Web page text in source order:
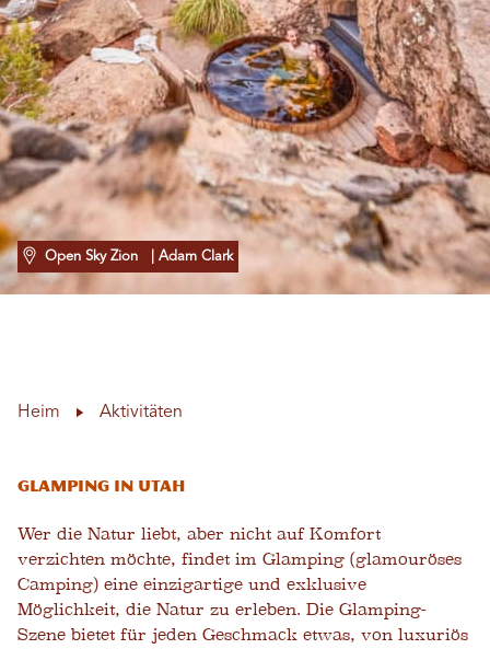
Open Sky Zion | Adam Clark
Heim Aktivitäten
Glamping in Utah
Wer die Natur liebt, aber nicht auf Komfort
verzichten möchte, findet im Glamping (glamouröses
Camping) eine einzigartige und exklusive
Möglichkeit, die Natur zu erleben. Die Glamping-
Szene bietet für jeden Geschmack etwas, von luxuriös